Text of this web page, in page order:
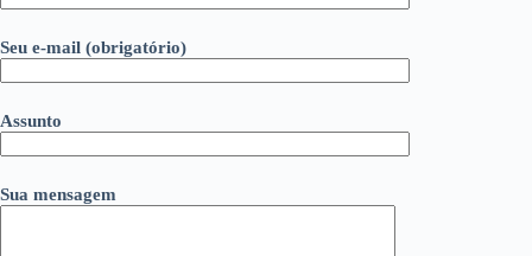
Seu e-mail (obrigatório)
Assunto
Sua mensagem